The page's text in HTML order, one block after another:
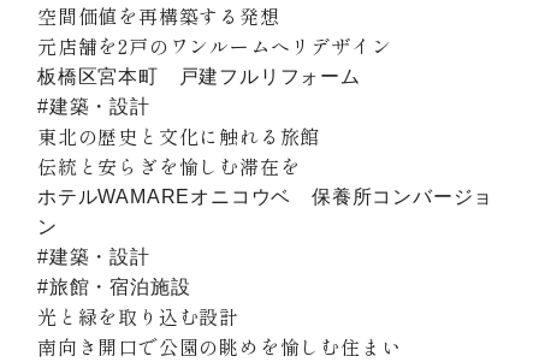
空間価値を再構築する発想
元店舗を2戸のワンルームへリデザイン
板橋区宮本町 戸建フルリフォーム
#建築・設計
東北の歴史と文化に触れる旅館
伝統と安らぎを愉しむ滞在を
ホテルWAMAREオニコウベ 保養所コンバージョ
ン
#建築・設計
#旅館・宿泊施設
光と緑を取り込む設計
南向き開口で公園の眺めを愉しむ住まい